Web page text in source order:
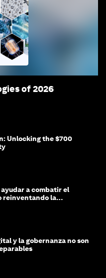
of 2026
Unlocking the $700
ayudar a combatir el
reinventando la
y la gobernanza no son